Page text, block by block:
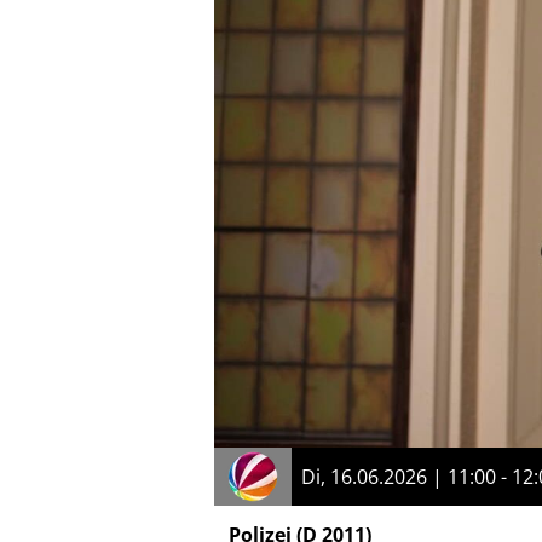
Di, 16.06.2026 | 11:00 -
Polizei (D 2011)